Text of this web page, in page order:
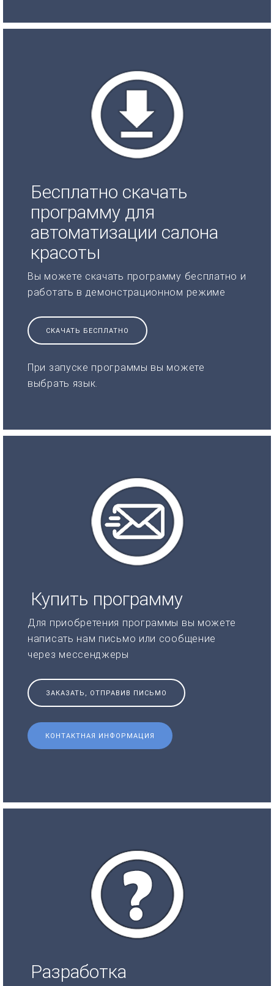
Бесплатно скачать
программу для
автоматизации салона
красоты
Вы можете скачать программу бесплатно и
работать в демонстрационном режиме
СКАЧАТЬ БЕСПЛАТНО
При запуске программы вы можете
выбрать язык.
Купить программу
Для приобретения программы вы можете
написать нам письмо или сообщение
через мессенджеры
ЗАКАЗАТЬ, ОТПРАВИВ ПИСЬМО
КОНТАКТНАЯ ИНФОРМАЦИЯ
Разработка